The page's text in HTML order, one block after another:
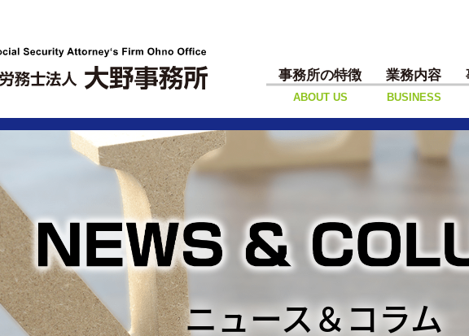
事務所の特徴
ABOUT US
業務内容
BUSINESS
ニュース＆コラム